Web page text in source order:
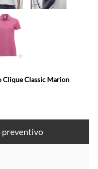
Clique Classic Marion
preventivo